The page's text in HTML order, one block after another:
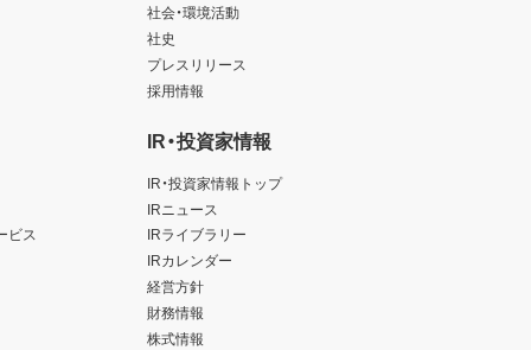
ビス
社会・環境活動
社史
プレスリリース
採用情報
IR・投資家情報
IR・投資家情報トップ
IRニュース
IRライブラリー
IRカレンダー
経営方針
財務情報
株式情報